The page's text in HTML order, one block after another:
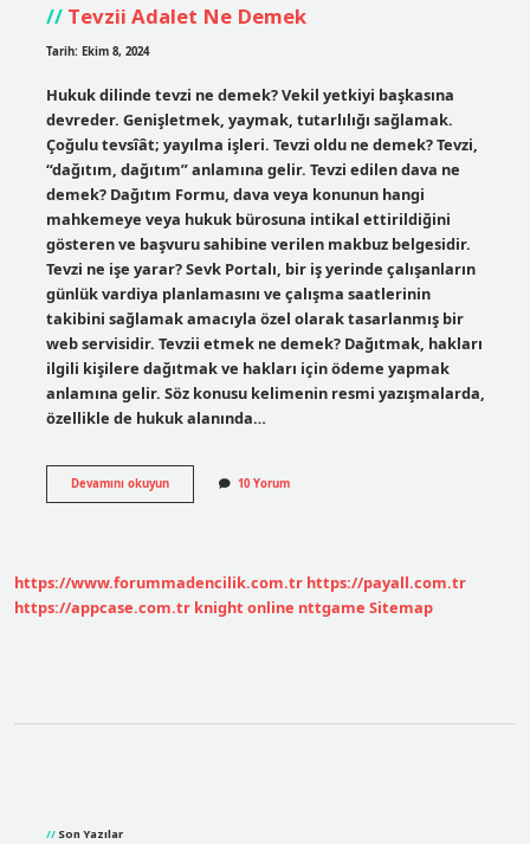
Tevzii Adalet Ne Demek
Tarih: Ekim 8, 2024
Hukuk dilinde tevzi ne demek? Vekil yetkiyi başkasına
devreder. Genişletmek, yaymak, tutarlılığı sağlamak.
Çoğulu tevsîât; yayılma işleri. Tevzi oldu ne demek? Tevzi,
“dağıtım, dağıtım” anlamına gelir. Tevzi edilen dava ne
demek? Dağıtım Formu, dava veya konunun hangi
mahkemeye veya hukuk bürosuna intikal ettirildiğini
gösteren ve başvuru sahibine verilen makbuz belgesidir.
Tevzi ne işe yarar? Sevk Portalı, bir iş yerinde çalışanların
günlük vardiya planlamasını ve çalışma saatlerinin
takibini sağlamak amacıyla özel olarak tasarlanmış bir
web servisidir. Tevzii etmek ne demek? Dağıtmak, hakları
ilgili kişilere dağıtmak ve hakları için ödeme yapmak
anlamına gelir. Söz konusu kelimenin resmi yazışmalarda,
özellikle de hukuk alanında…
Devamını okuyunTevzii
Adalet
10 Yorum
https://www.forummadencilik.com.tr https://payall.com.tr
https://appcase.com.tr knight online nttgame Sitemap
Son Yazılar